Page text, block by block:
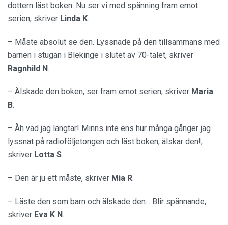
dottern läst boken. Nu ser vi med spänning fram emot
serien, skriver Linda K.
– Måste absolut se den. Lyssnade på den tillsammans med
barnen i stugan i Blekinge i slutet av 70-talet, skriver
Ragnhild N.
– Älskade den boken, ser fram emot serien, skriver Maria
B.
– Åh vad jag längtar! Minns inte ens hur många gånger jag
lyssnat på radioföljetongen och läst boken, älskar den!,
skriver Lotta S.
– Den är ju ett måste, skriver Mia R.
– Läste den som barn och älskade den... Blir spännande,
skriver Eva K N.